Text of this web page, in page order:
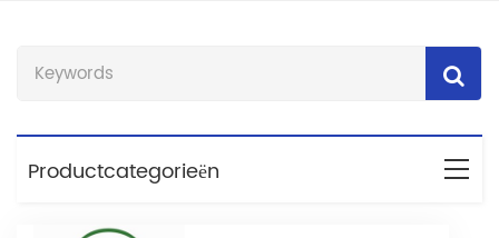
Productcategorieën